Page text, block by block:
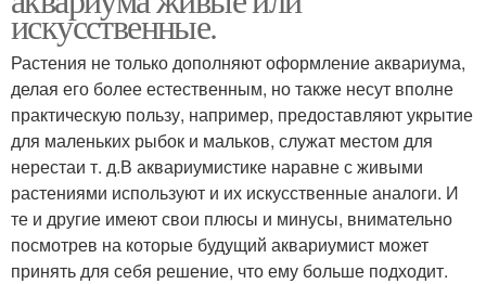
искусственные.
Растения не только дополняют оформление аквариума,
делая его более естественным, но также несут вполне
практическую пользу, например, предоставляют укрытие
для маленьких рыбок и мальков, служат местом для
нерестаи т. д.В аквариумистике наравне с живыми
растениями используют и их искусственные аналоги. И
те и другие имеют свои плюсы и минусы, внимательно
посмотрев на которые будущий аквариумист может
принять для себя решение, что ему больше подходит.